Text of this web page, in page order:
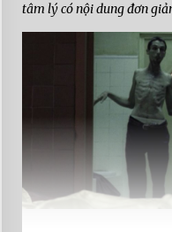
tâm lý có nội dung đơn